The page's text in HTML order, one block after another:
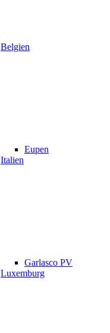
Belgien
Eupen
Italien
Garlasco PV
Luxemburg